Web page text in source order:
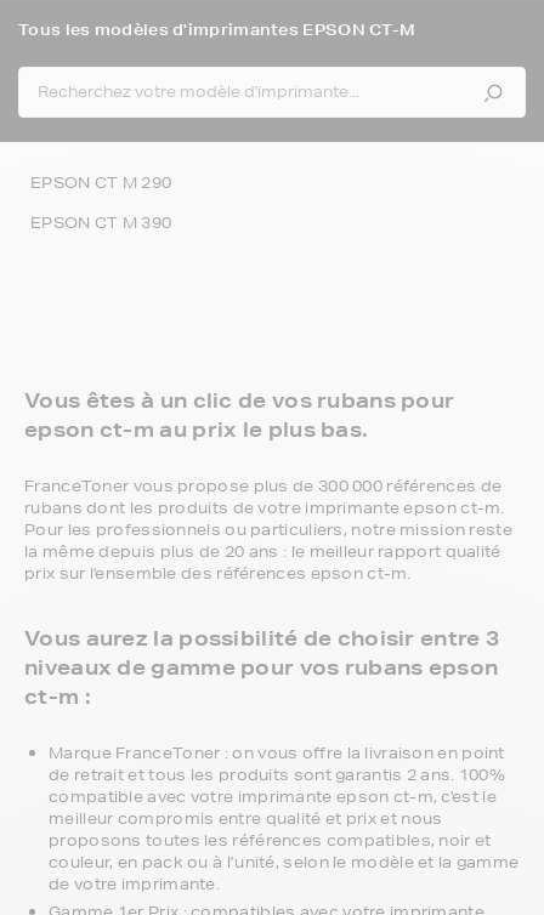
Tous les modèles d'imprimantes EPSON CT-M
EPSON CT M 290
EPSON CT M 390
Vous êtes à un clic de vos rubans pour
epson ct-m au prix le plus bas.
FranceToner vous propose plus de 300 000 références de
rubans dont les produits de votre imprimante epson ct-m.
Pour les professionnels ou particuliers, notre mission reste
la même depuis plus de 20 ans : le meilleur rapport qualité
prix sur l'ensemble des références epson ct-m.
Vous aurez la possibilité de choisir entre 3
niveaux de gamme pour vos rubans epson
ct-m :
Marque FranceToner : on vous offre la livraison en point
de retrait et tous les produits sont garantis 2 ans. 100%
compatible avec votre imprimante epson ct-m, c'est le
meilleur compromis entre qualité et prix et nous
proposons toutes les références compatibles, noir et
couleur, en pack ou à l’unité, selon le modèle et la gamme
de votre imprimante.